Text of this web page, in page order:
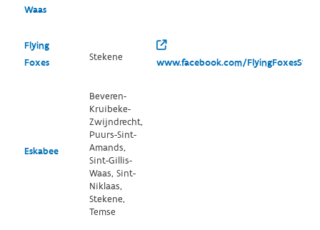
Waas
Flying
Foxes
Stekene www.facebook.com/
Eskabee
Beveren-
Kruibeke-
Zwijndrecht,
Puurs-Sint-
Amands,
Sint-Gillis-
Waas, Sint-
Niklaas,
Stekene,
Temse